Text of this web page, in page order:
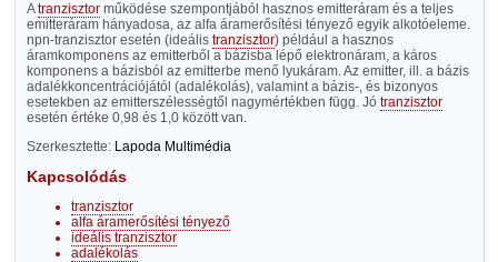
Atranzisztorműködése szempontjából hasznos emitteráram és a teljes
emitteráram hányadosa, az alfa áramerősítési tényező egyik alkotóeleme.
npn-tranzisztor esetén (ideális tranzisztor) például a hasznos
áramkomponens az emitterből a bázisba lépő elektronáram, a káros
komponens a bázisból az emitterbe menő lyukáram. Az emitter, ill. a bázis
adalékkoncentrációjától (adalékolás), valamint a bázis-, és bizonyos
esetekben az emitterszélességtől nagymértékben függ. Jó tranzisztor
esetén értéke 0,98 és 1,0 között van.
Szerkesztette: Lapoda Multimédia
Kapcsolódás
tranzisztor
alfa áramerősítési tényező
ideális tranzisztor
adalékolás